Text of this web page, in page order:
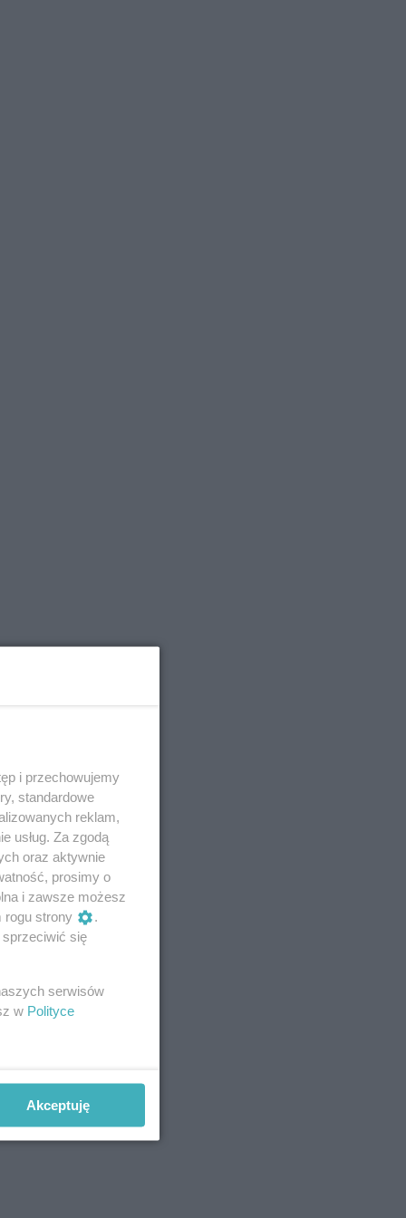
i przechowujemy
standardowe
reklam,
usług. Za zgodą
oraz aktywnie
prosimy o
i zawsze możesz
rogu strony
.
się
serwisów
w Polityce
Akceptuję